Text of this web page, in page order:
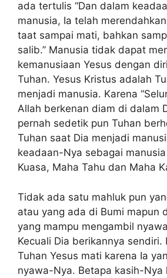
ada tertulis “Dan dalam
manusia, Ia telah
taat sampai mati, bahkan
salib.” Manusia tidak dapat
kemanusiaan Yesus dengan
Tuhan. Yesus Kristus adalah
menjadi manusia. Karena
Allah berkenan diam di dalam
pernah sedetik pun Tuhan
Tuhan saat Dia menjadi
keadaan-Nya sebagai
Kuasa, Maha Tahu dan Maha
Tidak ada satu mahluk pun
atau yang ada di Bumi mapun
yang mampu mengambil
Kecuali Dia berikannya sendiri.
Tuhan Yesus mati karena Ia
nyawa-Nya. Betapa kasih-Nya